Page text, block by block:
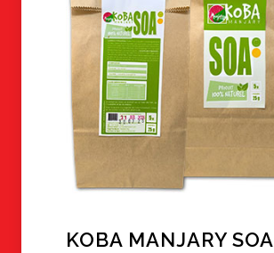
KOBA MANJARY SOA